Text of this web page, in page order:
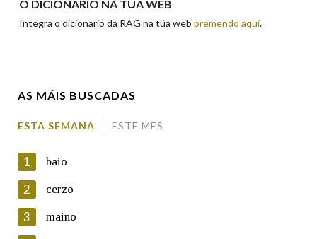
Comentario
O DICIONARIO NA TÚA WEB
Integra o dicionario da RAG na túa web premendo aquí.
AS MÁIS BUSCADAS
ESTA SEMANA ESTE MES
1 baio
2 cerzo
3 maino